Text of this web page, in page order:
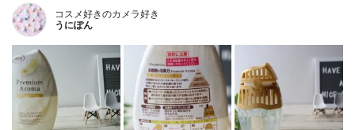
コスメ好きのカメラ好き
うにぽん